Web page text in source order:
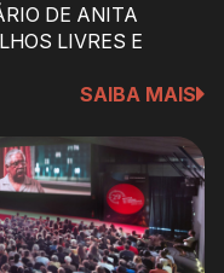
DE ANITA
LIVRES E
SAIBA MAIS